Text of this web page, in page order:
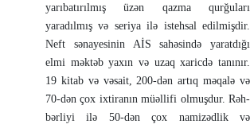
yarıbatırılmış üzən qazma qurğuları
yaradılmış və seriya ilə istehsal edilmişdir.
Neft sənayesinin AİS sahəsində yaratdığı
elmi məktəb yaxın və uzaq xaricdə tanınır.
19 kitab və vəsait, 200-dən artıq məqalə və
70-dən çox ixtiranın müəllifi olmuşdur. Rəh­
bərliyi ilə 50-dən çox namizədlik və